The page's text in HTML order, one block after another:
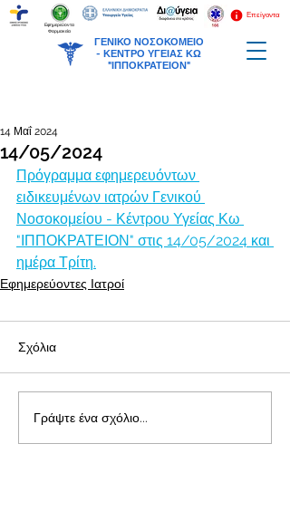
ΓΕΝΙΚΟ ΝΟΣΟΚΟΜΕΙΟ
- ΚΕΝΤΡΟ ΥΓΕΙΑΣ ΚΩ
"ΙΠΠΟΚΡΑΤΕΙΟΝ"
Επείγοντα
Εφημερεύοντα
Φαρμακεία
14/05/2024
14 Μαΐ 2024
Πρόγραμμα εφημερευόντων
ειδικευμένων ιατρών Γενικού
Νοσοκομείου - Κέντρου Υγείας Κω
"ΙΠΠΟΚΡΑΤΕΙΟΝ" στις 14/05/2024 και
ημέρα Τρίτη.
Εφημερεύοντες Ιατροί
Σχόλια
Γράψτε ένα σχόλιο...